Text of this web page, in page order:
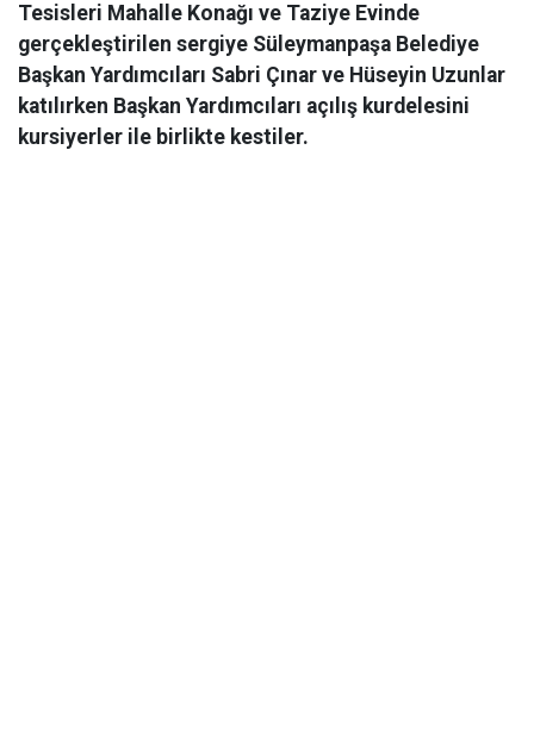
Tesisleri Mahalle Konağı ve Taziye Evinde
gerçekleştirilen sergiye Süleymanpaşa Belediye
Başkan Yardımcıları Sabri Çınar ve Hüseyin Uzunlar
katılırken Başkan Yardımcıları açılış kurdelesini
kursiyerler ile birlikte kestiler.